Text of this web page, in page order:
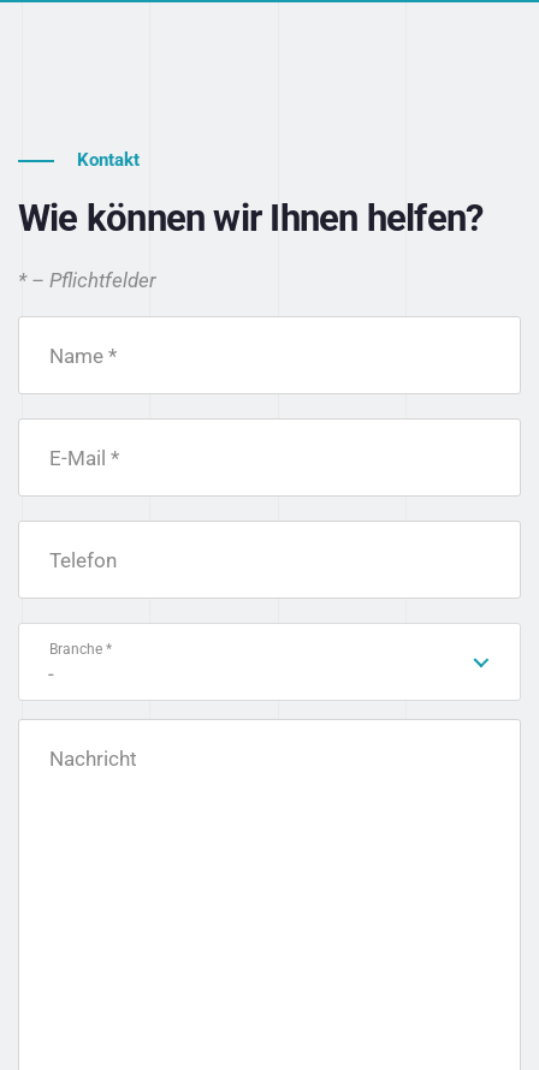
Kontakt
Wie können wir Ihnen helfen?
* – Pflichtfelder
Name *
E-Mail *
Telefon
Branche *
-
Nachricht